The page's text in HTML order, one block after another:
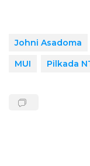
Johni Asadoma
MUI
Pilkada